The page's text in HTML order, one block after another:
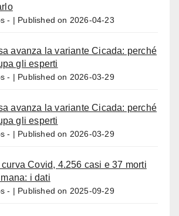
- Published on 2026-04-23
avanza la variante Cicada: perché
gli esperti
- Published on 2026-03-29
avanza la variante Cicada: perché
gli esperti
- Published on 2026-03-29
Covid, 4.256 casi e 37 morti
i dati
- Published on 2025-09-29